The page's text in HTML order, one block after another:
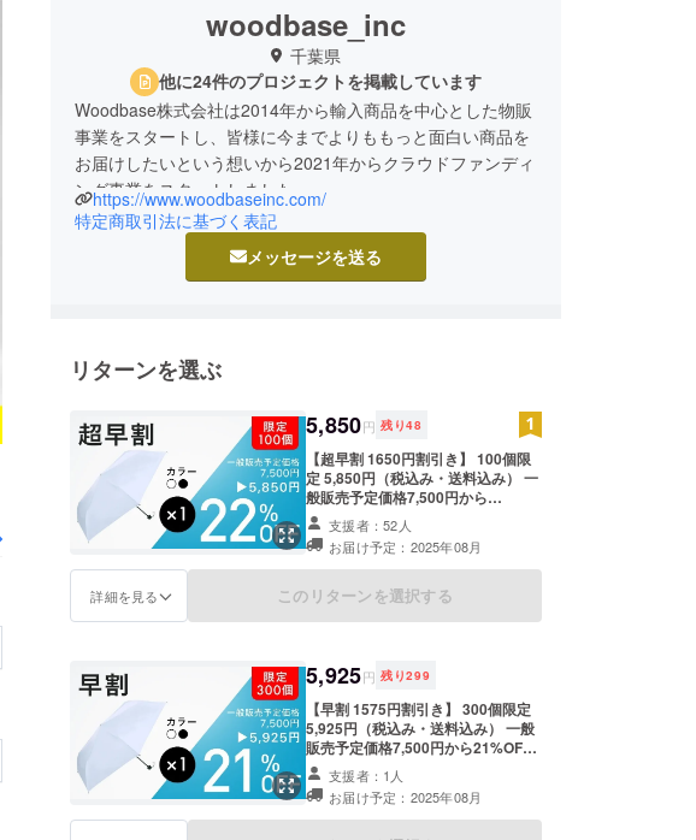
woodbase_inc
千葉県
他に24件のプロジェクトを掲載しています
Woodbase株式会社は2014年から輸入商品を中心とした物販
事業をスタートし、皆様に今までよりももっと面白い商品を
お届けしたいという想いから2021年からクラウドファンディ
ング事業をスタートしました。
https://www.woodbaseinc.com/
特定商取引法に基づく表記
メッセージを送る
リターンを選ぶ
5,850円 残り48
【超早割 1650円割引き】 100個限
定 5,850円（税込み・送料込み） 一
般販売予定価格7,500円から
22%OFF nurenu Air を1個お送りし
ます。 ■8月下旬頃お届けの予定で
す。 ■商品内容 折り畳み傘 ×1 収納
袋 ×1 ※色はホワイトまたはブラック
からお選び頂けます。 ※カラーに
の場合は追加オプションをご購入く
ださい。 ※税込、送料込みの価格と
なります。 ※皆様のご支援により量
産効率が向上した場合、正規販売価
格が販売予定価格より下がる可能性
もございます。 ※デザイン・仕様は
変更になる可能性もございます。ご
了承ください。 ※ご注文状況、使用
する部材の供給状況、製造工程上の
支援者：52人
お届け予定：2025年08月
詳細を見る このリターンを選択する
5,925円 残り299
【早割 1575円割引き】 300個限定
5,925円（税込み・送料込み） 一般
販売予定価格7,500円から21%OFF
nurenu Air を1個お送りします。 ■8
月下旬頃お届けの予定です。 ■商品
内容 折り畳み傘 ×1 収納袋 ×1 ※色は
ホワイトまたはブラックからお選び
支援者：1人
お届け予定：2025年08月